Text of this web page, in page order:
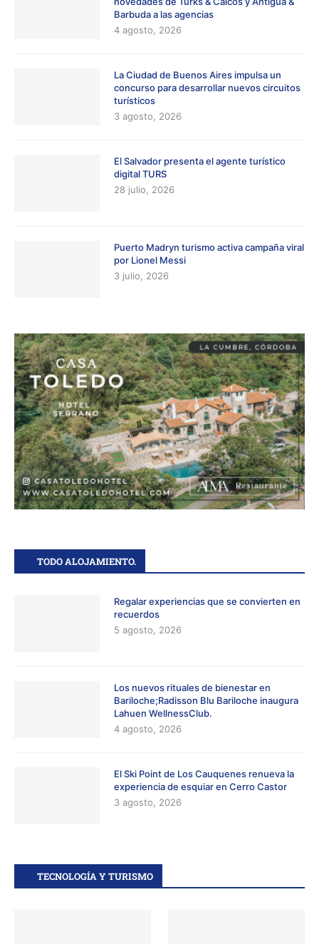
Barbuda a las agencias
4 agosto, 2026
La Ciudad de Buenos Aires impulsa un
concurso para desarrollar nuevos circuitos
turísticos
3 agosto, 2026
El Salvador presenta el agente turístico
digital TURS
28 julio, 2026
Puerto Madryn turismo activa campaña viral
por Lionel Messi
3 julio, 2026
TODO ALOJAMIENTO.
Regalar experiencias que se convierten en
recuerdos
5 agosto, 2026
Los nuevos rituales de bienestar en
Bariloche;Radisson Blu Bariloche inaugura
Lahuen WellnessClub.
4 agosto, 2026
El Ski Point de Los Cauquenes renueva la
experiencia de esquiar en Cerro Castor
3 agosto, 2026
TECNOLOGÍA Y TURISMO